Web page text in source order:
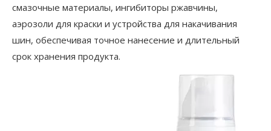
смазочные материалы, ингибиторы ржавчины,
аэрозоли для краски и устройства для накачивания
шин, обеспечивая точное нанесение и длительный
срок хранения продукта.